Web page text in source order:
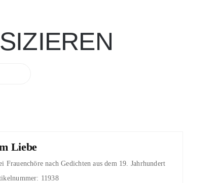
Liebe
Frauenchöre nach Gedichten aus dem 19. Jahrhundert
11938